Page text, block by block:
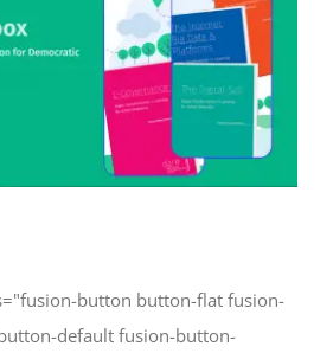
button button-flat fusion-
default fusion-button-